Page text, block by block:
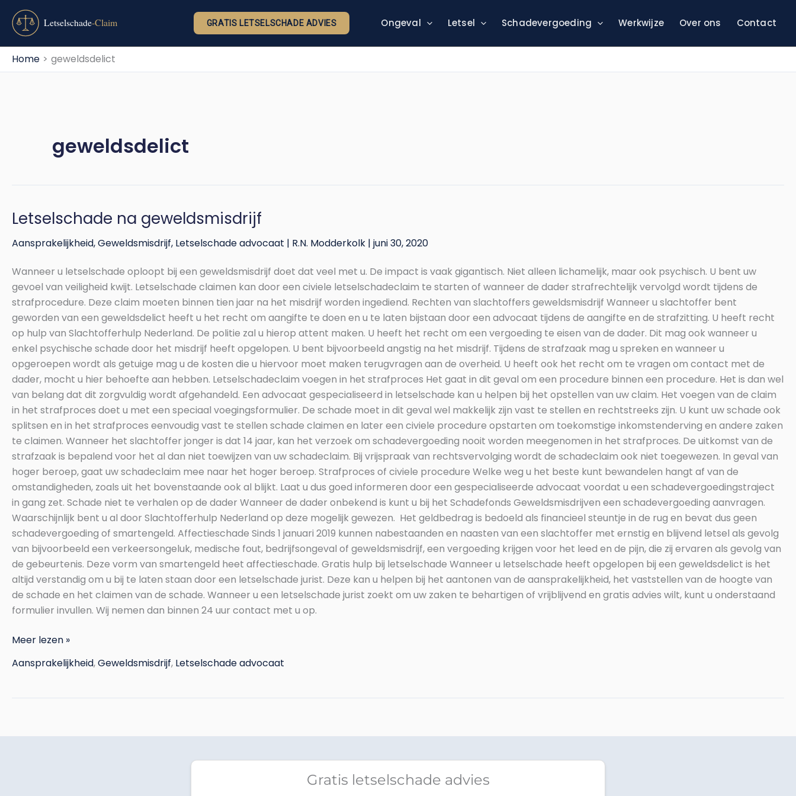
naar
inhoud
GRATIS LETSELSCHADE ADVIES Ongeval Letsel Schadevergoeding Werkwijze Over ons Contact
Home geweldsdelict
geweldsdelict
Letselschade na geweldsmisdrijf
Aansprakelijkheid,Geweldsmisdrijf, Letselschade advocaat | R.N. Modderkolk | juni 30, 2020
Wanneer u letselschade oploopt bij een geweldsmisdrijf doet dat veel met u. De impact is vaak gigantisch. Niet alleen lichamelijk, maar ook psychisch. U bent uw
gevoel van veiligheid kwijt. Letselschade claimen kan door een civiele letselschadeclaim te starten of wanneer de dader strafrechtelijk vervolgd wordt tijdens de
strafprocedure. Deze claim moeten binnen tien jaar na het misdrijf worden ingediend. Rechten van slachtoffers geweldsmisdrijf Wanneer u slachtoffer bent
geworden van een geweldsdelict heeft u het recht om aangifte te doen en u te laten bijstaan door een advocaat tijdens de aangifte en de strafzitting. U heeft recht
op hulp van Slachtofferhulp Nederland. De politie zal u hierop attent maken. U heeft het recht om een vergoeding te eisen van de dader. Dit mag ook wanneer u
enkel psychische schade door het misdrijf heeft opgelopen. U bent bijvoorbeeld angstig na het misdrijf. Tijdens de strafzaak mag u spreken en wanneer u
opgeroepen wordt als getuige mag u de kosten die u hiervoor moet maken terugvragen aan de overheid. U heeft ook het recht om te vragen om contact met de
dader, mocht u hier behoefte aan hebben. Letselschadeclaim voegen in het strafproces Het gaat in dit geval om een procedure binnen een procedure. Het is dan wel
van belang dat dit zorgvuldig wordt afgehandeld. Een advocaat gespecialiseerd in letselschade kan u helpen bij het opstellen van uw claim. Het voegen van de claim
in het strafproces doet u met een speciaal voegingsformulier. De schade moet in dit geval wel makkelijk zijn vast te stellen en rechtstreeks zijn. U kunt uw schade ook
splitsen en in het strafproces eenvoudig vast te stellen schade claimen en later een civiele procedure opstarten om toekomstige inkomstenderving en andere zaken
te claimen. Wanneer het slachtoffer jonger is dat 14 jaar, kan het verzoek om schadevergoeding nooit worden meegenomen in het strafproces. De uitkomst van de
strafzaak is bepalend voor het al dan niet toewijzen van uw schadeclaim. Bij vrijspraak van rechtsvervolging wordt de schadeclaim ook niet toegewezen. In geval van
hoger beroep, gaat uw schadeclaim mee naar het hoger beroep. Strafproces of civiele procedure Welke weg u het beste kunt bewandelen hangt af van de
omstandigheden, zoals uit het bovenstaande ook al blijkt. Laat u dus goed informeren door een gespecialiseerde advocaat voordat u een schadevergoedingstraject
in gang zet. Schade niet te verhalen op de dader Wanneer de dader onbekend is kunt u bij het Schadefonds Geweldsmisdrijven een schadevergoeding aanvragen.
Waarschijnlijk bent u al door Slachtofferhulp Nederland op deze mogelijk gewezen. Het geldbedrag is bedoeld als financieel steuntje in de rug en bevat dus geen
schadevergoeding of smartengeld. Affectieschade Sinds 1 januari 2019 kunnen nabestaanden en naasten van een slachtoffer met ernstig en blijvend letsel als gevolg
van bijvoorbeeld een verkeersongeluk, medische fout, bedrijfsongeval of geweldsmisdrijf, een vergoeding krijgen voor het leed en de pijn, die zij ervaren als gevolg van
de gebeurtenis. Deze vorm van smartengeld heet affectieschade. Gratis hulp bij letselschade Wanneer u letselschade heeft opgelopen bij een geweldsdelict is het
altijd verstandig om u bij te laten staan door een letselschade jurist. Deze kan u helpen bij het aantonen van de aansprakelijkheid, het vaststellen van de hoogte van
de schade en het claimen van de schade. Wanneer u een letselschade jurist zoekt om uw zaken te behartigen of vrijblijvend en gratis advies wilt, kunt u onderstaand
formulier invullen. Wij nemen dan binnen 24 uur contact met u op.
Letselschade
geweldsmisdrijf
Meer lezen »
Aansprakelijkheid,Geweldsmisdrijf, Letselschade advocaat
Gratis letselschade advies